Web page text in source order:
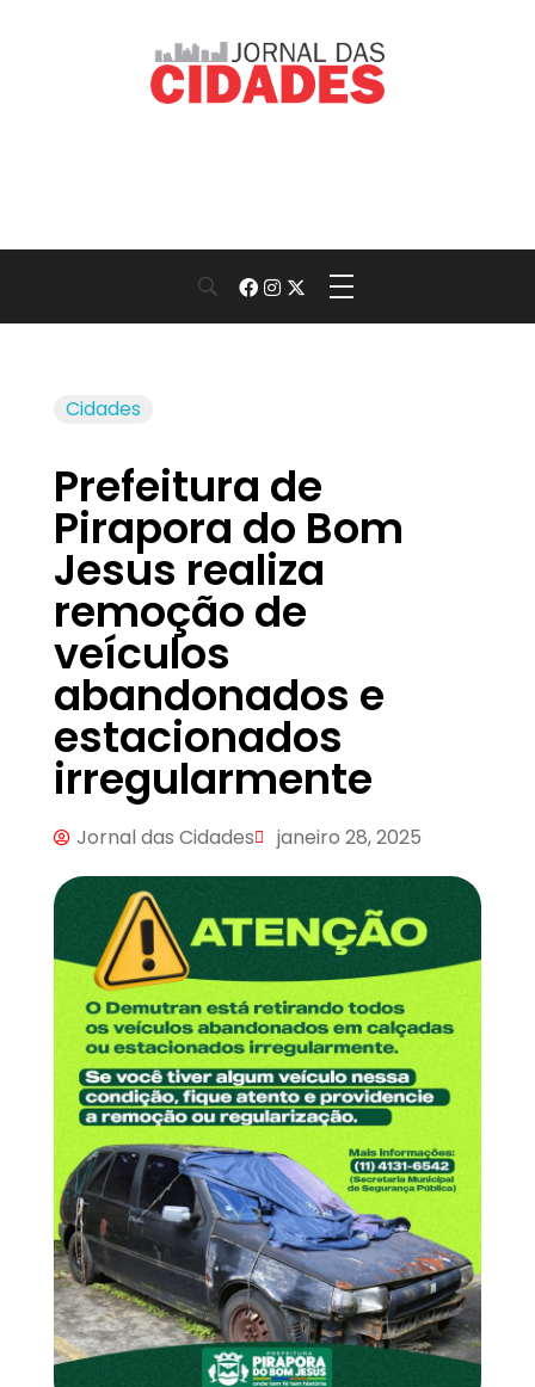
Cidades
Prefeitura de
Pirapora do Bom
Jesus realiza
remoção de
veículos
abandonados e
estacionados
irregularmente
Jornal das Cidades janeiro 28, 2025